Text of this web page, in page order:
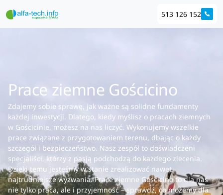
513 126 152
Prace ziemne Gościcino
Zdajemy sobie sprawę, jak ważne są solidne fundamenty
każdej inwestycji. Dlatego, kiedy myślisz o pracach ziemnych
w Gościcinie, możesz na nas liczyć. Wykonujemy wszelkie
prace związane z przygotowaniem terenu, dbając o każdy
szczegół i bezpieczeństwo. Nasz zespół to doświadczeni
specjaliści, którzy z pasją podchodzą do każdego zlecenia.
Dzięki temu jesteśmy w stanie zrealizować nawet
najtrudniejsze wyzwania. Prace ziemne Gościcino to dla nas
nie tylko praca, ale i przyjemność – sprawdź, co możemy dla